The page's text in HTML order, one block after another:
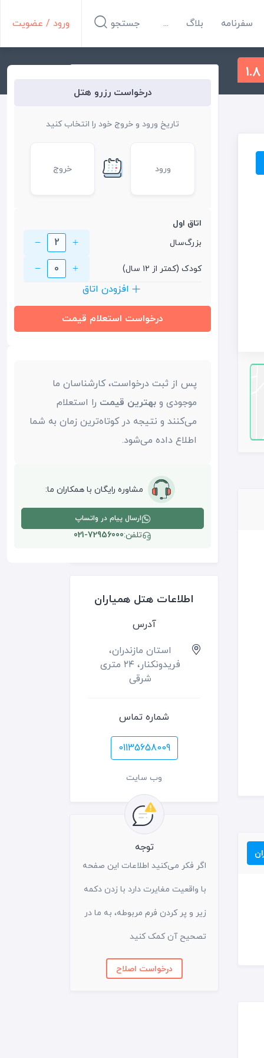
سفرنامه بلاگ ... ورود / عضویت جستجو
1.8
درخواست رزرو هتل
تاریخ ورود و خروج خود را انتخاب کنید
ورود خروج
اتاق اول
بزرگ‌سال
2
کودک (کمتر از ۱۲ سال)
0
افزودن اتاق
درخواست استعلام قیمت
پس از ثبت درخواست، کارشناسان ما
موجودی و بهترین قیمت را استعلام
می‌کنند و نتیجه در کوتاه‌ترین زمان به شما
اطلاع داده می‌شود.
مشاوره رایگان با همکاران ما:
ارسال پیام در واتساپ
تلفن:021-72956000
اطلاعات هتل همیاران
آدرس
استان مازندران،
فريدونكنار، ۲۴ متری
شرقی
شماره تماس
01135658009
وب سایت
توجه
اگر فکر می‌کنید اطلاعات این صفحه
با واقعیت مغایرت دارد با زدن دکمه
زیر و پر کردن فرم مربوطه، به ما در
تصحیح آن کمک کنید
درخواست اصلاح